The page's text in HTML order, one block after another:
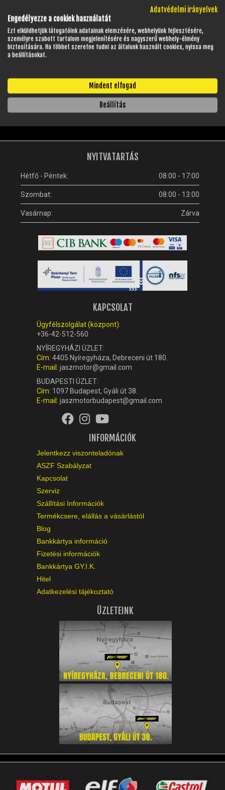
KOSÁRBA KOSÁRBA
LEGUTÓBB MEGTEKINTETT TERMÉKEIM
Ezelőtt még nem tekintett meg egyetlen terméket sem.
GYAKRAN ISMÉTELT KÉRDÉSEK
NYITVATARTÁS
Hétfő - Péntek: 08:00 - 17:00
Szombat: 08:00 - 13:00
Vasárnap: Zárva
KAPCSOLAT
Ügyfélszolgálat (központ):
+36-42-512-560
NYÍREGYHÁZI ÜZLET:
Cím: 4405 Nyíregyháza, Debreceni út 180.
E-mail: jaszmotor@gmail.com
BUDAPESTI ÜZLET:
Cím: 1097 Budapest, Gyáli út 38.
E-mail: jaszmotorbudapest@gmail.com
INFORMÁCIÓK
Jelentkezz viszonteladónak
ASZF Szabályzat
Kapcsolat
Szerviz
Szállítási Információk
Termékcsere, elállás a vásárlástól
Blog
Bankkártya információ
Fizetési információk
Bankkártya GY.I.K.
Hitel
Adatkezelési tájékoztató
ÜZLETEINK
Adatvédelmi irányelvek
Engedélyezze a cookiek használatát
Ezt elküldhetjük látogatóink adatainak elemzésére, webhelyünk fejlesztésére,
személyre szabott tartalom megjelenítésére és nagyszerű webhely-élmény
biztosítására. Ha többet szeretne tudni az általunk használt cookies, nyissa meg
a beállításokat.
Mindent elfogad
Beállítás